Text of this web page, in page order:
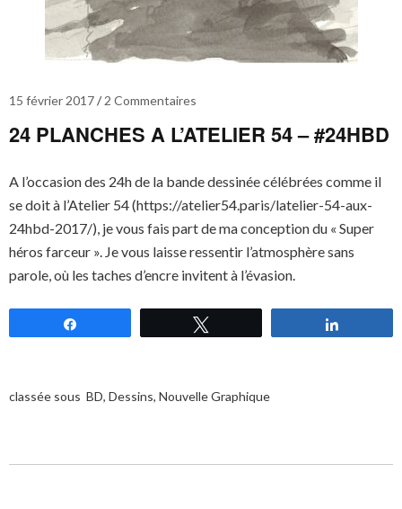
15 février 2017 2 Commentaires
24 PLANCHES A L’ATELIER 54 – #24HBD
A l’occasion des 24h de la bande dessinée célébrées comme il
se doit à l’Atelier 54 (https://atelier54.paris/latelier-54-aux-
24hbd-2017/), je vous fais part de ma conception du « Super
héros farceur ». Je vous laisse ressentir l’atmosphère sans
parole, où les taches d’encre invitent à l’évasion.
classée sous BD, Dessins, Nouvelle Graphique